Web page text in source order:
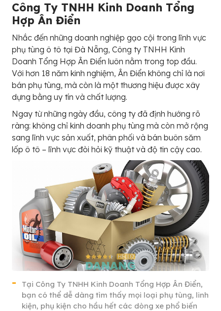
Công Ty TNHH Kinh Doanh Tổng
Hợp Ân Điển
Nhắc đến những doanh nghiệp gạo cội trong lĩnh vực
phụ tùng ô tô tại Đà Nẵng, Công ty TNHH Kinh
Doanh Tổng Hợp Ân Điển luôn nằm trong top đầu.
Với hơn 18 năm kinh nghiệm, Ân Điển không chỉ là nơi
bán phụ tùng, mà còn là một thương hiệu được xây
dựng bằng uy tín và chất lượng.
Ngay từ những ngày đầu, công ty đã định hướng rõ
ràng: không chỉ kinh doanh phụ tùng mà còn mở rộng
sang lĩnh vực sản xuất, phân phối và bán buôn săm
lốp ô tô – lĩnh vực đòi hỏi kỹ thuật và độ tin cậy cao.
Tại Công Ty TNHH Kinh Doanh Tổng Hợp Ân Điển,
bạn có thể dễ dàng tìm thấy mọi loại phụ tùng, linh
kiện, phụ kiện cho hầu hết các dòng xe phổ biến